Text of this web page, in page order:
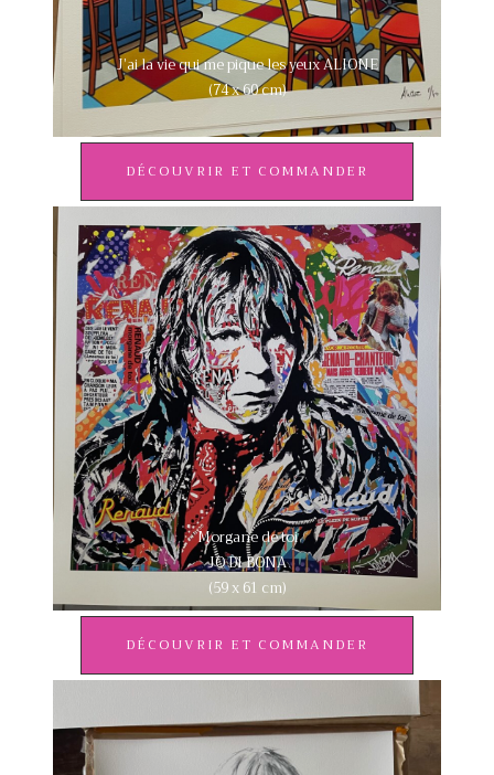
J’ai la vie qui me pique les yeux ALIONE
(74 x 60 cm)
DÉCOUVRIR ET COMMANDER
Morgane de toi
JO DI BONA
(59 x 61 cm)
DÉCOUVRIR ET COMMANDER